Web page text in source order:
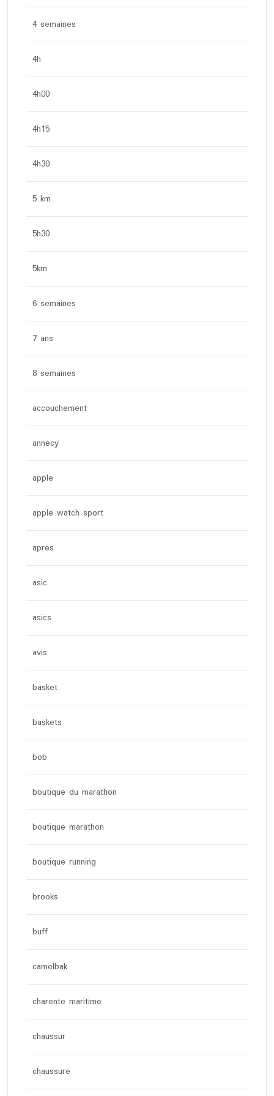
4 semaines
4h
4h00
4h15
4h30
5 km
5h30
5km
6 semaines
7 ans
8 semaines
accouchement
annecy
apple
apple watch sport
apres
asic
asics
avis
basket
baskets
bob
boutique du marathon
boutique marathon
boutique running
brooks
buff
camelbak
charente maritime
chaussur
chaussure